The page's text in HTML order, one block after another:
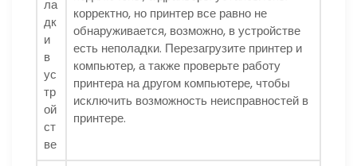
ла
дк
и
в
ус
тр
ой
ст
ве
корректно, но принтер все равно не
обнаруживается, возможно, в устройстве
есть неполадки. Перезагрузите принтер и
компьютер, а также проверьте работу
принтера на другом компьютере, чтобы
исключить возможность неисправностей в
принтере.